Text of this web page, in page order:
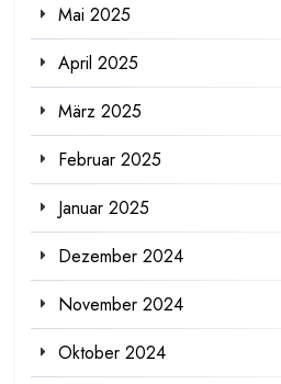
Mai 2025
April 2025
März 2025
Februar 2025
Januar 2025
Dezember 2024
November 2024
Oktober 2024